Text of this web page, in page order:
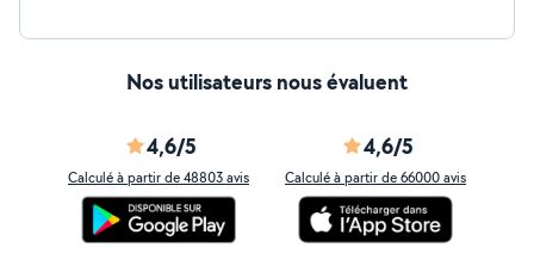
Nos utilisateurs nous évaluent
4,6/5
Calculé à partir de 48803 avis
4,6/5
Calculé à partir de 66000 avis